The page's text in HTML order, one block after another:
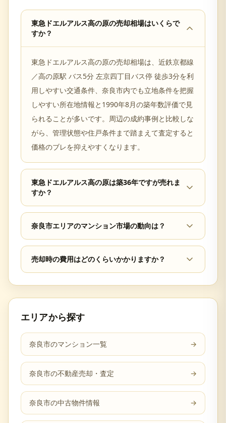
東急ドエルアルス高の原の売却相場はいくらで
すか？
東急ドエルアルス高の原の売却相場は、近鉄京都線
／高の原駅 バス5分 左京四丁目バス停 徒歩3分を利
用しやすい交通条件、奈良市内でも立地条件を把握
しやすい所在地情報と1990年8月の築年数評価で見
られることが多いです。周辺の成約事例と比較しな
がら、管理状態や住戸条件まで踏まえて査定すると
価格のブレを抑えやすくなります。
東急ドエルアルス高の原は築36年ですが売れま
すか？
奈良市エリアのマンション市場の動向は？
売却時の費用はどのくらいかかりますか？
エリアから探す
奈良市のマンション一覧 →
奈良市の不動産売却・査定 →
奈良市の中古物件情報 →